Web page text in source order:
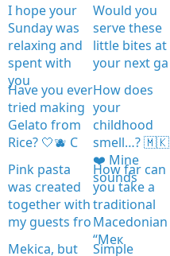
I hope your
Sunday was
relaxing and
spent with
you
Would you
serve these
little bites at
your next ga
Have you ever
tried making
Gelato from
Rice? 🤍🫐 C
How does
your
childhood
smell…? 🇲🇰
❤️ Mine
sounds
Pink pasta
was created
together with
my guests fro
How far can
you take a
traditional
Macedonian
“Мек
Mekica, but
Simple